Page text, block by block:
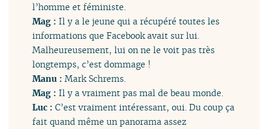
l’homme et féministe.
Mag :Il y a le jeune qui a récupéré toutes les
informations que Facebook avait sur lui.
Malheureusement, lui on ne le voit pas très
longtemps, c’est dommage !
Manu :Mark Schrems.
Mag :Il y a vraiment pas mal de beau monde.
Luc :C’est vraiment intéressant, oui. Du coup ça
fait quand même un panorama assez